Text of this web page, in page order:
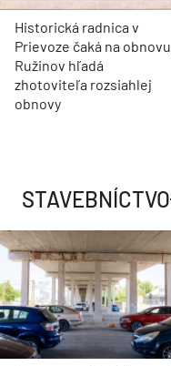
Historická radnica v
Prievoze čaká na obnovu.
Ružinov hľadá
zhotoviteľa rozsiahlej
obnovy
STAVEBNÍCTVO